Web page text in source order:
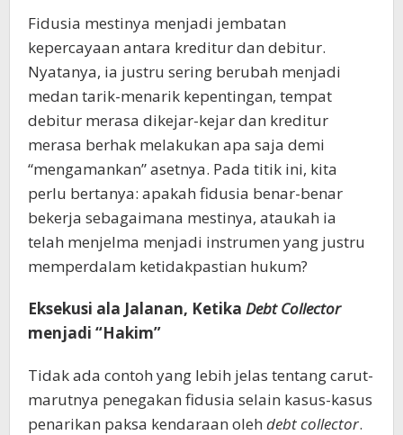
Fidusia mestinya menjadi jembatan
kepercayaan antara kreditur dan debitur.
Nyatanya, ia justru sering berubah menjadi
medan tarik-menarik kepentingan, tempat
debitur merasa dikejar-kejar dan kreditur
merasa berhak melakukan apa saja demi
“mengamankan” asetnya. Pada titik ini, kita
perlu bertanya: apakah fidusia benar-benar
bekerja sebagaimana mestinya, ataukah ia
telah menjelma menjadi instrumen yang justru
memperdalam ketidakpastian hukum?
Eksekusi ala Jalanan, Ketika Debt Collector
menjadi “Hakim”
Tidak ada contoh yang lebih jelas tentang carut-
marutnya penegakan fidusia selain kasus-kasus
penarikan paksa kendaraan oleh debt collector.